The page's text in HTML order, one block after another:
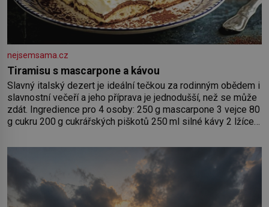
nejsemsama.cz
Tiramisu s mascarpone a kávou
Slavný italský dezert je ideální tečkou za rodinným obědem i
slavnostní večeří a jeho příprava je jednodušší, než se může
zdát. Ingredience pro 4 osoby: 250 g mascarpone 3 vejce 80
g cukru 200 g cukrářských piškotů 250 ml silné kávy 2 lžíce
bílků. Žloutky vyšlehejte s cukrem do světlé pěny a postupně
do nich vmíchejte mascarpone, aby vznikl hladký